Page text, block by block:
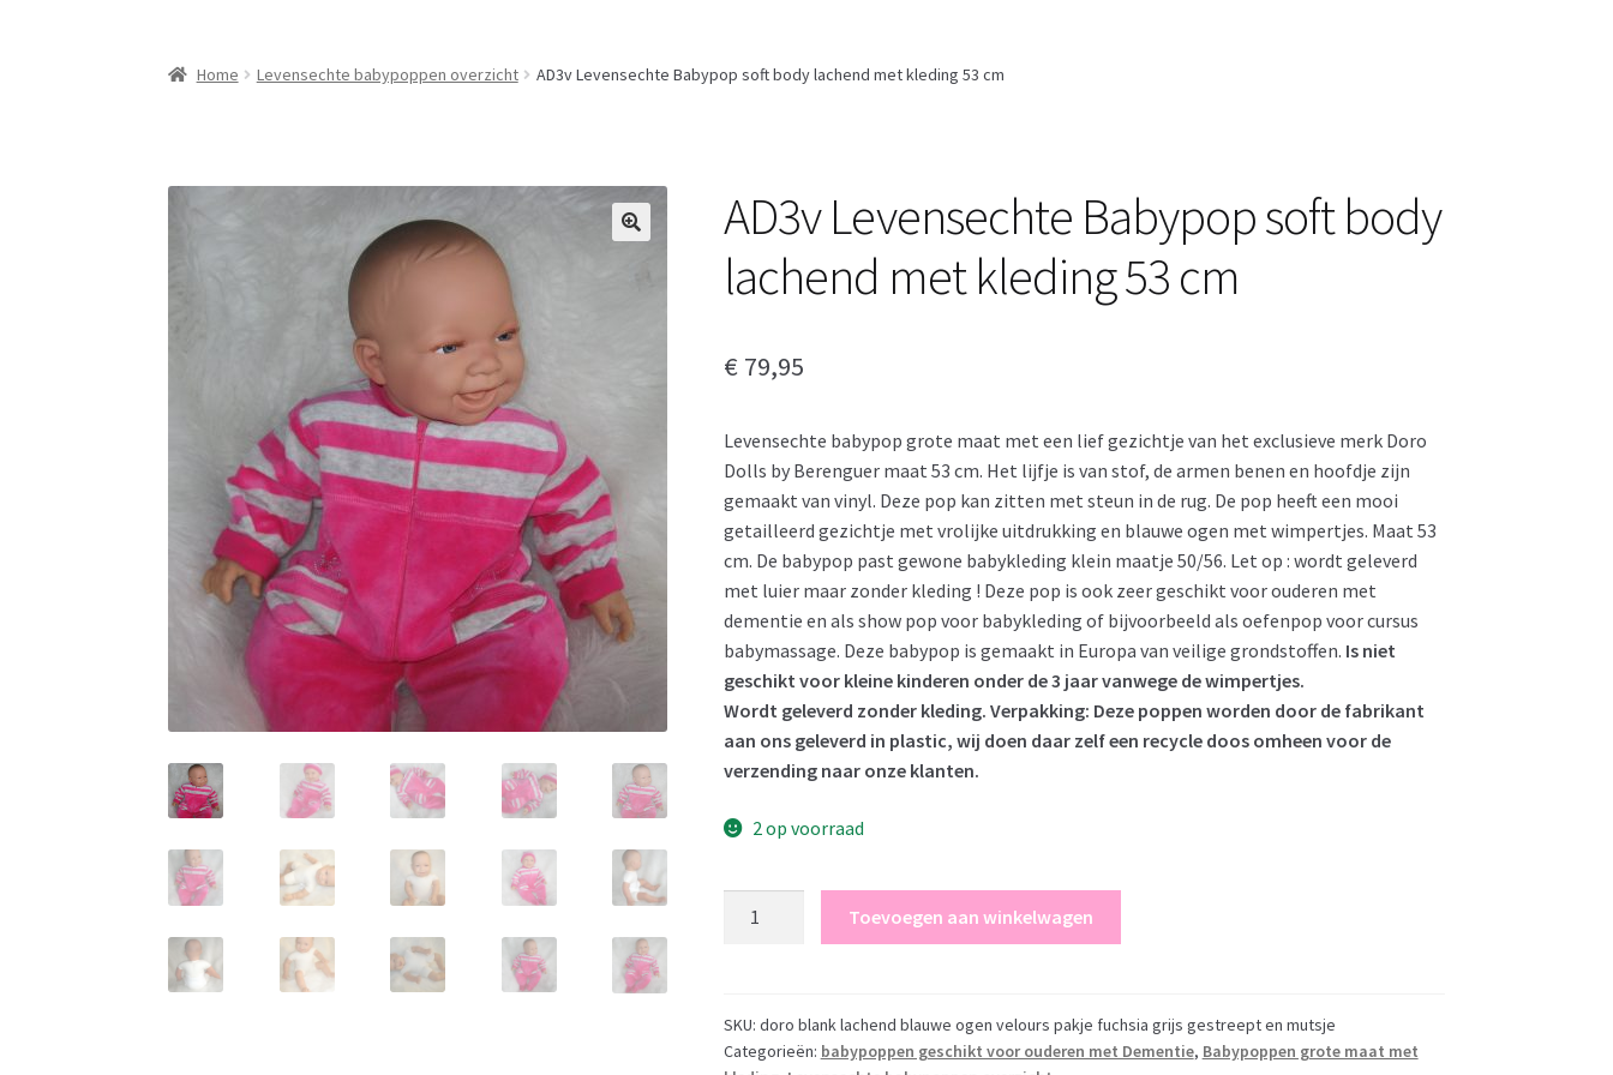
Home Levensechte babypoppen overzicht AD3v Levensechte Babypop soft body lachend met kleding 53 cm
AD3v Levensechte Babypop soft body
lachend met kleding 53 cm
€ 79,95
Levensechte babypop grote maat met een lief gezichtje van het exclusieve merk Doro
Dolls by Berenguer maat 53 cm. Het lijfje is van stof, de armen benen en hoofdje zijn
gemaakt van vinyl. Deze pop kan zitten met steun in de rug. De pop heeft een mooi
getailleerd gezichtje met vrolijke uitdrukking en blauwe ogen met wimpertjes. Maat 53
cm. De babypop past gewone babykleding klein maatje 50/56. Let op : wordt geleverd
met luier maar zonder kleding ! Deze pop is ook zeer geschikt voor ouderen met
dementie en als show pop voor babykleding of bijvoorbeeld als oefenpop voor cursus
babymassage. Deze babypop is gemaakt in Europa van veilige grondstoffen. Is niet
geschikt voor kleine kinderen onder de 3 jaar vanwege de wimpertjes.
Wordt geleverd zonder kleding. Verpakking: Deze poppen worden door de fabrikant
aan ons geleverd in plastic, wij doen daar zelf een recycle doos omheen voor de
verzending naar onze klanten.
2 op voorraad
body
lachend
Toevoegen aan winkelwagen
SKU: doro blank lachend blauwe ogen velours pakje fuchsia grijs gestreept en mutsje
Categorieën: babypoppen geschikt voor ouderen met Dementie, Babypoppen grote maat met